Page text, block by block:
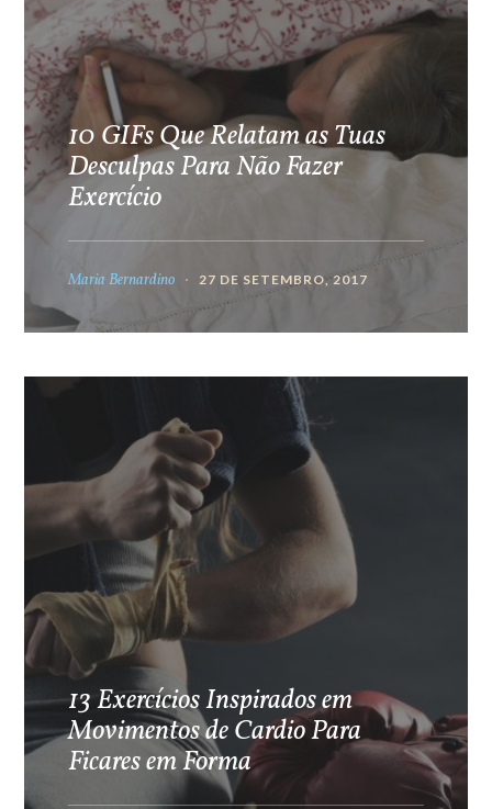
10 GIFs Que Relatam as Tuas
Desculpas Para Não Fazer
Exercício
Maria Bernardino 27 DE SETEMBRO, 2017
13 Exercícios Inspirados em
Movimentos de Cardio Para
Ficares em Forma